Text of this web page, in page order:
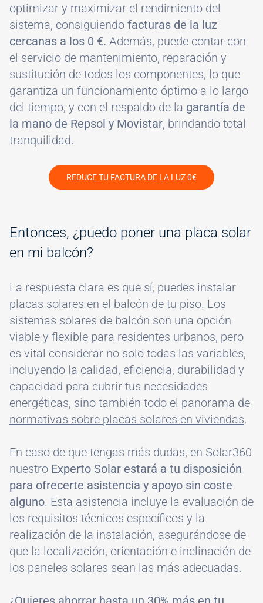
optimizar y maximizar el rendimiento del
sistema, consiguiendo facturas de la luz
cercanas a los 0 €. Además, puede contar con
el servicio de mantenimiento, reparación y
sustitución de todos los componentes, lo que
garantiza un funcionamiento óptimo a lo largo
del tiempo, y con el respaldo de la garantía de
la mano de Repsol y Movistar, brindando total
tranquilidad.
REDUCE TU FACTURA DE LA LUZ 0€
Entonces, ¿puedo poner una placa solar
en mi balcón?
La respuesta clara es que sí, puedes instalar
placas solares en el balcón de tu piso. Los
sistemas solares de balcón son una opción
viable y flexible para residentes urbanos, pero
es vital considerar no solo todas las variables,
incluyendo la calidad, eficiencia, durabilidad y
capacidad para cubrir tus necesidades
energéticas, sino también todo el panorama de
normativas sobre placas solares en viviendas.
En caso de que tengas más dudas, en Solar360
nuestro Experto Solar estará a tu disposición
para ofrecerte asistencia y apoyo sin coste
alguno. Esta asistencia incluye la evaluación de
los requisitos técnicos específicos y la
realización de la instalación, asegurándose de
que la localización, orientación e inclinación de
los paneles solares sean las más adecuadas.